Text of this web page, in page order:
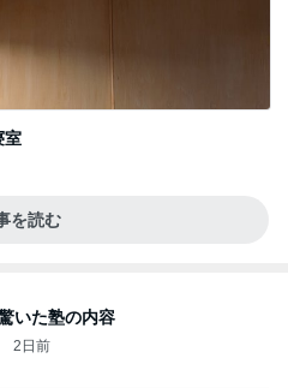
室
を読む
いた塾の内容
2日前